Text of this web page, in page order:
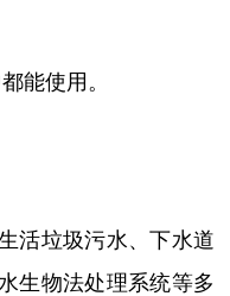
能使用。
活垃圾污水、下水道
生物法处理系统等多